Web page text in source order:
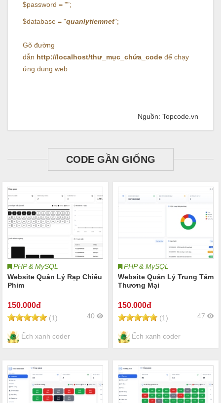
$password = "";
$database = "quanlytiemnet";
Gõ đường
dẫn http://localhost/thư_mục_chứa_code để chạy
ứng dụng web
Nguồn: Topcode.vn
CODE GẦN GIỐNG
PHP & MySQL
Website Quản Lý Rạp Chiếu
Phim
150.000đ
(1) 40
Ếch xanh coder
PHP & MySQL
Website Quản Lý Trung Tâm
Thương Mại
150.000đ
(1) 47
Ếch xanh coder